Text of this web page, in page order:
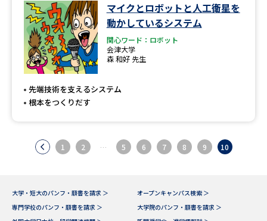
マイクとロボットと人工衛星を
動かしているシステム
関心ワード：ロボット
会津大学
森 和好 先生
先端技術を支えるシステム
根本をつくりだす
1 2 … 5 6 7 8 9 10
大学・短大のパンフ・願書を請求 ＞
オープンキャンパス検索 ＞
専門学校のパンフ・願書を請求 ＞
大学院のパンフ・願書を請求 ＞